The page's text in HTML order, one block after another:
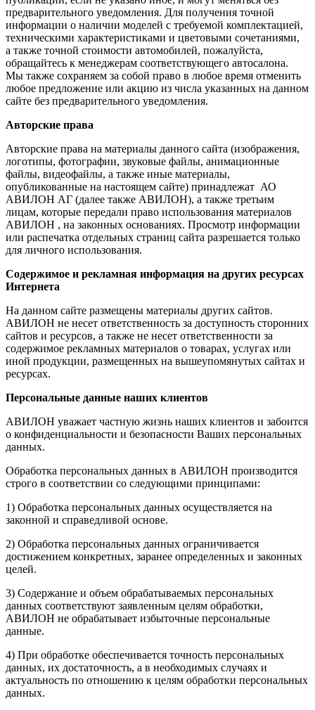
предварительного уведомления. Для получения точной
информации о наличии моделей с требуемой комплектацией,
техническими характеристиками и цветовыми сочетаниями,
а также точной стоимости автомобилей, пожалуйста,
обращайтесь к менеджерам соответствующего автосалона.
Мы также сохраняем за собой право в любое время отменить
любое предложение или акцию из числа указанных на данном
сайте без предварительного уведомления.
Авторские права
Авторские права на материалы данного сайта (изображения,
логотипы, фотографии, звуковые файлы, анимационные
файлы, видеофайлы, а также иные материалы,
опубликованные на настоящем сайте) принадлежат АО
АВИЛОН АГ (далее также АВИЛОН), а также третьим
лицам, которые передали право использования материалов
АВИЛОН , на законных основаниях. Просмотр информации
или распечатка отдельных страниц сайта разрешается только
для личного использования.
Содержимое и рекламная информация на других ресурсах
Интернета
На данном сайте размещены материалы других сайтов.
АВИЛОН не несет ответственность за доступность сторонних
сайтов и ресурсов, а также не несет ответственности за
содержимое рекламных материалов о товарах, услугах или
иной продукции, размещенных на вышеупомянутых сайтах и
ресурсах.
Персональные данные наших клиентов
АВИЛОН уважает частную жизнь наших клиентов и забоится
о конфиденциальности и безопасности Ваших персональных
данных.
Обработка персональных данных в АВИЛОН производится
строго в соответствии со следующими принципами:
1) Обработка персональных данных осуществляется на
законной и справедливой основе.
2) Обработка персональных данных ограничивается
достижением конкретных, заранее определенных и законных
целей.
3) Содержание и объем обрабатываемых персональных
данных соответствуют заявленным целям обработки,
АВИЛОН не обрабатывает избыточные персональные
данные.
4) При обработке обеспечивается точность персональных
данных, их достаточность, а в необходимых случаях и
актуальность по отношению к целям обработки персональных
данных.